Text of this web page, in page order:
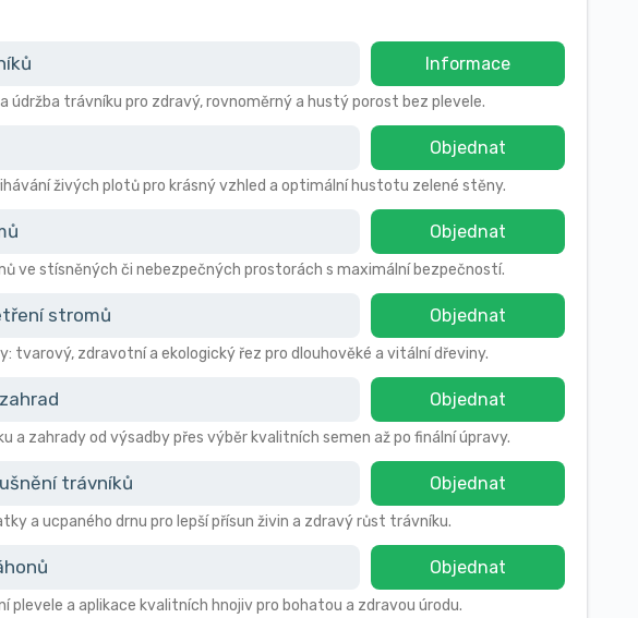
Informace
údržba trávníku pro zdravý, rovnoměrný a hustý porost bez plevele.
Objednat
živých plotů pro krásný vzhled a optimální hustotu zelené stěny.
Objednat
ve stísněných či nebezpečných prostorách s maximální bezpečností.
stromů Objednat
tvarový, zdravotní a ekologický řez pro dlouhověké a vitální dřeviny.
Objednat
a zahrady od výsadby přes výběr kvalitních semen až po finální úpravy.
trávníků Objednat
a ucpaného drnu pro lepší přísun živin a zdravý růst trávníku.
Objednat
plevele a aplikace kvalitních hnojiv pro bohatou a zdravou úrodu.